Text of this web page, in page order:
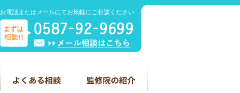
お電話またはメールにてお気軽にご相談ください